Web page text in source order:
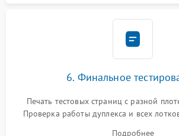
6. Финальное
Печать тестовых страниц с разной
Проверка работы дуплекса и всех
качества запекания тонера и полное
Подробнее